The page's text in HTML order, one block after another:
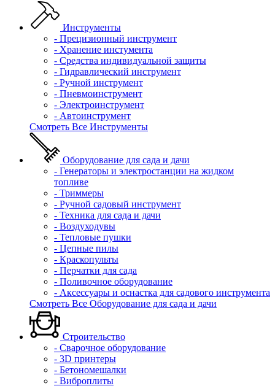
Инструменты
- Прецизионный инструмент
- Хранение инстумента
- Средства индивидуальной защиты
- Гидравлический инструмент
- Ручной инструмент
- Пневмоинструмент
- Электроинструмент
- Автоинструмент
Смотреть Все Инструменты
Оборудование для сада и дачи
- Генераторы и электростанции на жидком
топливе
- Триммеры
- Ручной садовый инструмент
- Техника для сада и дачи
- Воздуходувы
- Тепловые пушки
- Цепные пилы
- Краскопульты
- Перчатки для сада
- Поливочное оборудование
- Аксессуары и оснастка для садового инструмента
Смотреть Все Оборудование для сада и дачи
Строительство
- Сварочное оборудование
- 3D принтеры
- Бетономешалки
- Виброплиты